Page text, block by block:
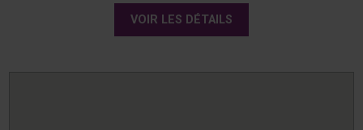
VOIR LES DÉTAILS